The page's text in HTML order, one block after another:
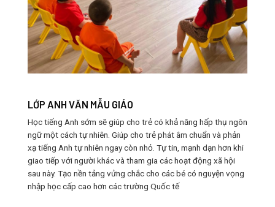
LỚP ANH VĂN MẪU GIÁO
Học tiếng Anh sớm sẽ giúp cho trẻ có khả năng hấp thụ ngôn
ngữ một cách tự nhiên. Giúp cho trẻ phát âm chuẩn và phản
xạ tiếng Anh tự nhiên ngay còn nhỏ. Tự tin, mạnh dạn hơn khi
giao tiếp với người khác và tham gia các hoạt động xã hội
sau này. Tạo nền tảng vửng chắc cho các bé có nguyện vọng
nhập học cấp cao hơn các trường Quốc tế